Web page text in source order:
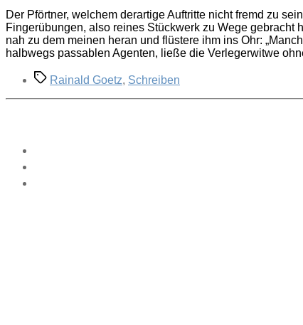
Der Pförtner, welchem derartige Auftritte nicht fremd zu
Fingerübungen, also reines Stückwerk zu Wege
nah zu dem meinen heran und flüstere ihm ins Ohr:
halbwegs passablen Agenten, ließe die Verlegerwitwe
Schlagwörter
Rainald Goetz, Schreiben